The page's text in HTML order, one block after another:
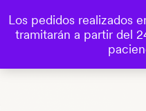
Los pedidos realizados
tramitarán a partir del